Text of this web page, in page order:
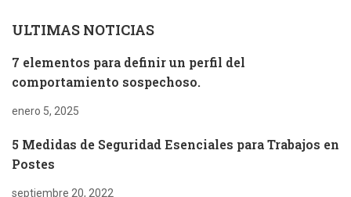
ULTIMAS NOTICIAS
7 elementos para definir un perfil del
comportamiento sospechoso.
enero 5, 2025
5 Medidas de Seguridad Esenciales para Trabajos en
Postes
septiembre 20, 2022